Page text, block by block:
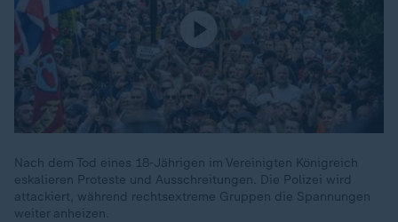
Nach dem Tod eines 18-Jährigen im Vereinigten Königreich
eskalieren Proteste und Ausschreitungen. Die Polizei wird
attackiert, während rechtsextreme Gruppen die Spannungen
weiter anheizen.